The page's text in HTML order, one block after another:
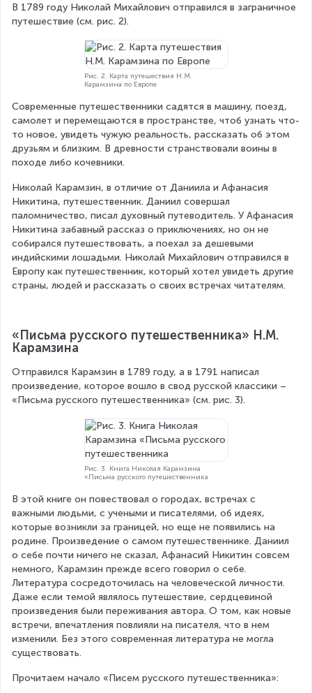
В 1789 году Николай Михайлович отправился в заграничное
путешествие (см. рис. 2).
Рис. 2. Карта путешествия Н.М.
Карамзина по Европе
Современные путешественники садятся в машину, поезд,
самолет и перемещаются в пространстве, чтоб узнать что-
то новое, увидеть чужую реальность, рассказать об этом
друзьям и близким. В древности странствовали воины в
походе либо кочевники.
Николай Карамзин, в отличие от Даниила и Афанасия
Никитина, путешественник. Даниил совершал
паломничество, писал духовный путеводитель. У Афанасия
Никитина забавный рассказ о приключениях, но он не
собирался путешествовать, а поехал за дешевыми
индийскими лошадьми. Николай Михайлович отправился в
Европу как путешественник, который хотел увидеть другие
страны, людей и рассказать о своих встречах читателям.
«Письма русского путешественника» Н.М.
Карамзина
Отправился Карамзин в 1789 году, а в 1791 написал
произведение, которое вошло в свод русской классики –
«Письма русского путешественника» (см. рис. 3).
Рис. 3. Книга Николая Карамзина
«Письма русского путешественника
В этой книге он повествовал о городах, встречах с
важными людьми, с учеными и писателями, об идеях,
которые возникли за границей, но еще не появились на
родине. Произведение о самом путешественнике. Даниил
о себе почти ничего не сказал, Афанасий Никитин совсем
немного, Карамзин прежде всего говорил о себе.
Литература сосредоточилась на человеческой личности.
Даже если темой являлось путешествие, сердцевиной
произведения были переживания автора. О том, как новые
встречи, впечатления повлияли на писателя, что в нем
изменили. Без этого современная литература не могла
существовать.
Прочитаем начало «Писем русского путешественника»: